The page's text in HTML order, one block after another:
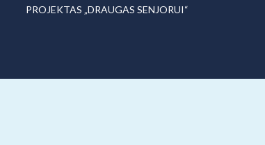
PROJEKTAS „DRAUGAS SENJORUI“